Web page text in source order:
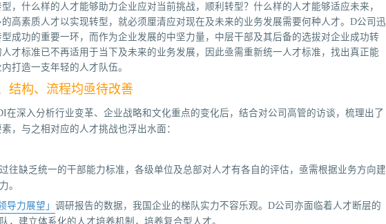
，什么样的人才能够助力企业应对当前挑战，顺利转型？什么样的人才能够适应未来，
高素质人才以实现转型，就必须厘清应对现在及未来的业务发展需要何种人才。D公司迅
成功的重要一环，而作为企业发展的中坚力量，中层干部及其后备的选拔对企业成功转
才标准已不再适用于当下及未来的业务发展，因此亟需重新统一人才标准，找出真正能
打造一支年轻的人才队伍。
结构、流程均亟待改善
在深入分析行业变革、企业战略和文化重点的变化后，结合对公司高管的访谈，梳理出了
，与之相对应的人才挑战也浮出水面：
往缺乏统一的干部能力标准，各级单位及总部对人才有各自的评估，亟需根据业务方向建
。
导力展望」 调研报告的数据，我国企业的梯队实力不容乐观。D公司亦面临着人才断层的
，建立体系化的人才培养机制，培养复合型人才。